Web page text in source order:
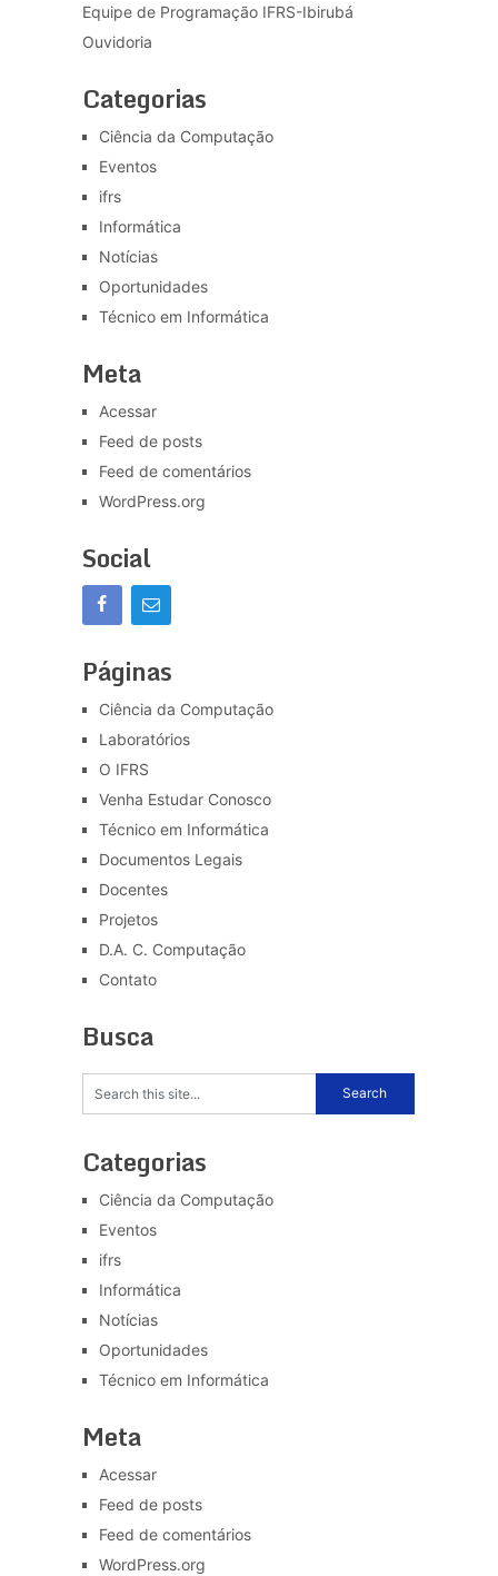
Equipe de Programação IFRS-Ibirubá
Ouvidoria
Categorias
Ciência da Computação
Eventos
ifrs
Informática
Notícias
Oportunidades
Técnico em Informática
Meta
Acessar
Feed de posts
Feed de comentários
WordPress.org
Social
Páginas
Ciência da Computação
Laboratórios
O IFRS
Venha Estudar Conosco
Técnico em Informática
Documentos Legais
Docentes
Projetos
D.A. C. Computação
Contato
Busca
Categorias
Ciência da Computação
Eventos
ifrs
Informática
Notícias
Oportunidades
Técnico em Informática
Meta
Acessar
Feed de posts
Feed de comentários
WordPress.org